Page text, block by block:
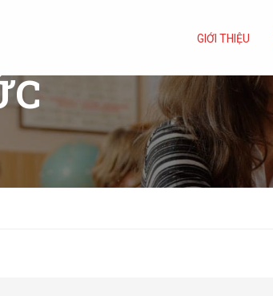
GIỚI THIỆU